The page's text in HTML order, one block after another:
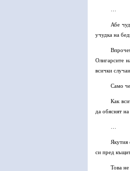
Абе
учудка на
Олигарсите
всички
Само
Как
да обяснят
Якутия
си пред
Това не